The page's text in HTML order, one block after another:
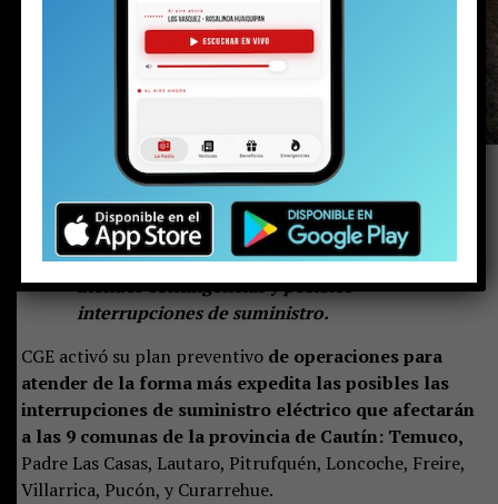
La compañía multiplicará los recursos para
atender contingencias y posibles
interrupciones de suministro.
CGE activó su plan preventivode operaciones para
atender de la forma más expedita las posibles las
interrupciones de suministro eléctrico que afectarán
a las 9 comunas de la provincia de Cautín: Temuco,
Padre Las Casas, Lautaro, Pitrufquén, Loncoche, Freire,
Villarrica, Pucón, y Curarrehue.